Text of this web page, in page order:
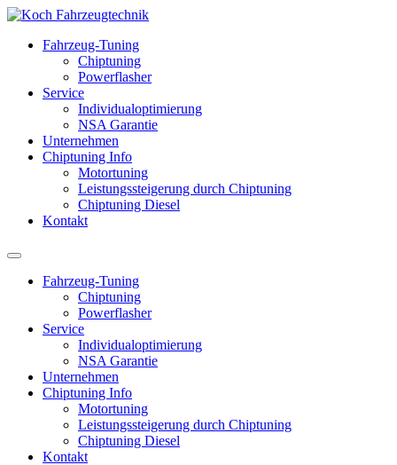
Fahrzeug-Tuning
Chiptuning
Powerflasher
Service
Individualoptimierung
NSA Garantie
Unternehmen
Chiptuning Info
Motortuning
Leistungssteigerung durch Chiptuning
Chiptuning Diesel
Kontakt
Fahrzeug-Tuning
Chiptuning
Powerflasher
Service
Individualoptimierung
NSA Garantie
Unternehmen
Chiptuning Info
Motortuning
Leistungssteigerung durch Chiptuning
Chiptuning Diesel
Kontakt